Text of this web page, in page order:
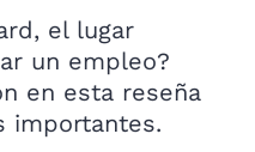
el lugar
un empleo?
en esta reseña
importantes.